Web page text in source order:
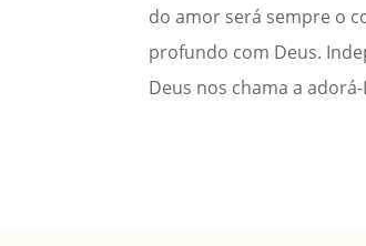
do amor será sempre o
profundo com Deus.
Deus nos chama a